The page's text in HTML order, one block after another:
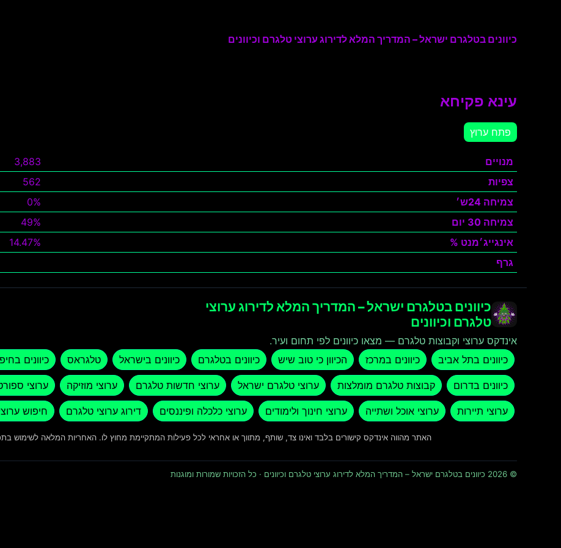
כיוונים בטלגרם ישראל – המדריך המלא לדירוג ערוצי טלגרם וכיוונים
עינא פקיחא
פתח ערוץ
מנויים
3,883
צפיות
562
צמיחה 24ש׳
0%
צמיחה 30 יום
49%
אינגייג׳מנט %
14.47%
גרף
כיוונים בטלגרם ישראל – המדריך המלא לדירוג ערוצי
טלגרם וכיוונים
אינדקס ערוצי וקבוצות טלגרם — מצאו כיוונים לפי תחום ועיר.
כיוונים בתל אביב
כיוונים במרכז הכיוון כי טוב שיש כיוונים בטלגרם כיוונים בישראל טלגראס כיוונים
כיוונים בדרום קבוצות טלגרם מומלצות ערוצי טלגרם ישראל ערוצי חדשות טלגרם ערוצי מוזיקה ערוצי
ערוצי תיירות ערוצי אוכל ושתייה ערוצי חינוך ולימודים ערוצי כלכלה ופיננסים דירוג ערוצי טלגרם חיפוש
האתר מהווה אינדקס קישורים בלבד ואינו צד, שותף, מתווך או אחראי לכל פעילות המתקיימת מחוץ לו. האחריות המלאה לשימוש
© 2026 כיוונים בטלגרם ישראל – המדריך המלא לדירוג ערוצי טלגרם וכיוונים · כל הזכויות שמורות ומוגנות